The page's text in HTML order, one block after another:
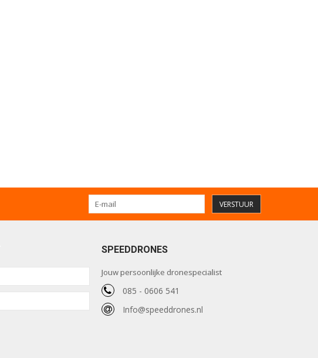
VERSTUUR
SPEEDDRONES
Jouw persoonlijke dronespecialist
085 - 0606 541
Info@speeddrones.nl